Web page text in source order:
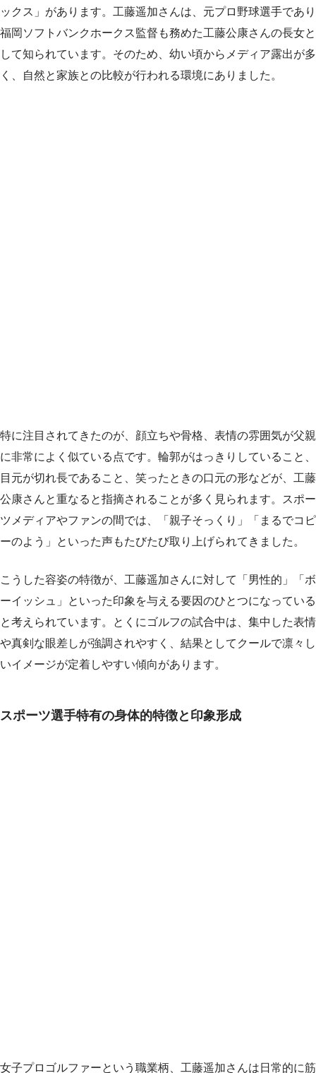
ックス」があります。工藤遥加さんは、元プロ野球選手であり
福岡ソフトバンクホークス監督も務めた工藤公康さんの長女と
して知られています。そのため、幼い頃からメディア露出が多
く、自然と家族との比較が行われる環境にありました。
特に注目されてきたのが、顔立ちや骨格、表情の雰囲気が父親
に非常によく似ている点です。輪郭がはっきりしていること、
目元が切れ長であること、笑ったときの口元の形などが、工藤
公康さんと重なると指摘されることが多く見られます。スポー
ツメディアやファンの間では、「親子そっくり」「まるでコピ
ーのよう」といった声もたびたび取り上げられてきました。
こうした容姿の特徴が、工藤遥加さんに対して「男性的」「ボ
ーイッシュ」といった印象を与える要因のひとつになっている
と考えられています。とくにゴルフの試合中は、集中した表情
や真剣な眼差しが強調されやすく、結果としてクールで凛々し
いイメージが定着しやすい傾向があります。
スポーツ選手特有の身体的特徴と印象形成
女子プロゴルファーという職業柄、工藤遥加さんは日常的に筋